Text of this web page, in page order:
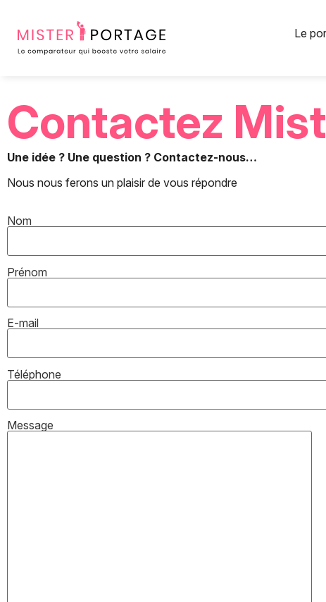
Le
Contactez
Une idée ? Une question ? Contactez-nous…
Nous nous ferons un plaisir de vous répondre
Nom
Prénom
E-mail
Téléphone
Message